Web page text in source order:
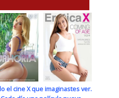
el cine X que imaginastes ver.